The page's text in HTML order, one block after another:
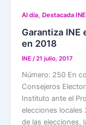
Al día, Destacada INE
Garantiza
en 2018
INE/21 julio, 2017
Número: 250 En
Consejeros
Instituto ante el
elecciones locales
de las elecciones,